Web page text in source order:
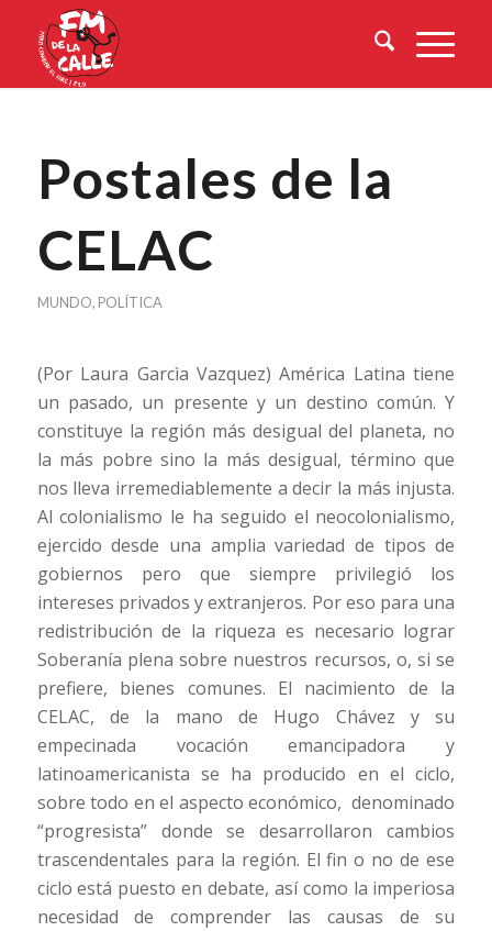
Postales de la
CELAC
MUNDO, POLÍTICA
(Por Laura Garcìa Vazquez) América Latina tiene
un pasado, un presente y un destino común. Y
constituye la región más desigual del planeta, no
la más pobre sino la más desigual, término que
nos lleva irremediablemente a decir la más injusta.
Al colonialismo le ha seguido el neocolonialismo,
ejercido desde una amplia variedad de tipos de
gobiernos pero que siempre privilegió los
intereses privados y extranjeros. Por eso para una
redistribución de la riqueza es necesario lograr
Soberanía plena sobre nuestros recursos, o, si se
prefiere, bienes comunes. El nacimiento de la
CELAC, de la mano de Hugo Chávez y su
empecinada vocación emancipadora y
latinoamericanista se ha producido en el ciclo,
sobre todo en el aspecto económico, denominado
“progresista” donde se desarrollaron cambios
trascendentales para la región. El fin o no de ese
ciclo está puesto en debate, así como la imperiosa
necesidad de comprender las causas de su